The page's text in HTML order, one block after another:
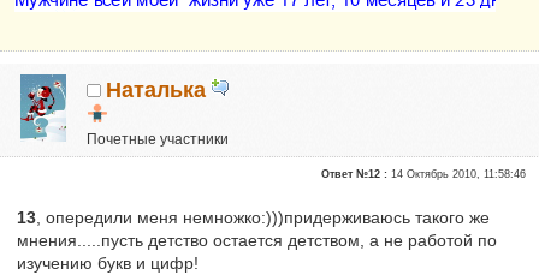
Наталька
Почетные участники
Сказали "Спасибо": 1
Ответ №12 :14 Октябрь 2010, 11:58:46
13, опередили меня немножко:)))придерживаюсь такого же
мнения.....пусть детство остается детством, а не работой по
изучению букв и цифр!